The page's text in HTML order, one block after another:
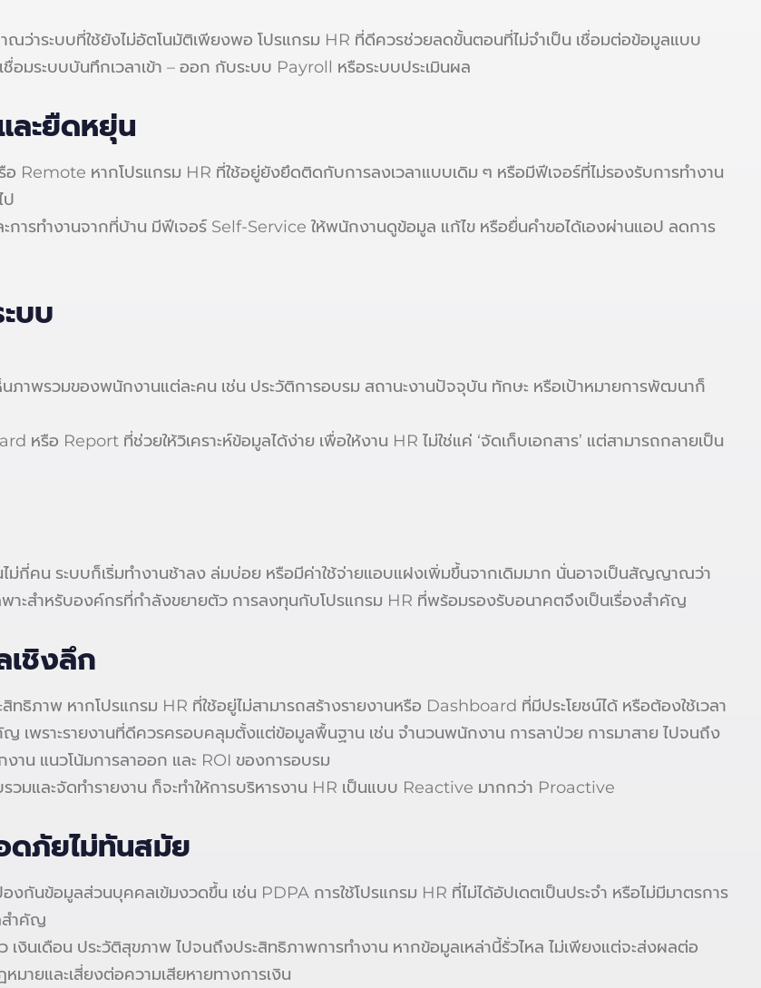
ว่าระบบที่ใช้ยังไม่อัตโนมัติเพียงพอ โปรแกรม HR ที่ดีควรช่วยลดขั้นตอนที่ไม่จำเป็น เชื่อมต่อข้อมูลแบบ
มระบบบันทึกเวลาเข้า – ออก กับระบบ Payroll หรือระบบประเมินผล
ละยืดหยุ่น
หากโปรแกรม HR ที่ใช้อยู่ยังยึดติดกับการลงเวลาแบบเดิม ๆ หรือมีฟีเจอร์ที่ไม่รองรับการทำงาน
ป
ารทำงานจากที่บ้าน มีฟีเจอร์ Self-Service ให้พนักงานดูข้อมูล แก้ไข หรือยื่นคำขอได้เองผ่านแอป ลดการ
บบ
นภาพรวมของพนักงานแต่ละคน เช่น ประวัติการอบรม สถานะงานปัจจุบัน ทักษะ หรือเป้าหมายการพัฒนาก็
รือ Report ที่ช่วยให้วิเคราะห์ข้อมูลได้ง่าย เพื่อให้งาน HR ไม่ใช่แค่ ‘จัดเก็บเอกสาร’ แต่สามารถกลายเป็น
กี่คน ระบบก็เริ่มทำงานช้าลง ล่มบ่อย หรือมีค่าใช้จ่ายแอบแฝงเพิ่มขึ้นจากเดิมมาก นั่นอาจเป็นสัญญาณว่า
พาะสำหรับองค์กรที่กำลังขยายตัว การลงทุนกับโปรแกรม HR ที่พร้อมรองรับอนาคตจึงเป็นเรื่องสำคัญ
เชิงลึก
ธิภาพ หากโปรแกรม HR ที่ใช้อยู่ไม่สามารถสร้างรายงานหรือ Dashboard ที่มีประโยชน์ได้ หรือต้องใช้เวลา
เพราะรายงานที่ดีควรครอบคลุมตั้งแต่ข้อมูลพื้นฐาน เช่น จำนวนพนักงาน การลาป่วย การมาสาย ไปจนถึง
าน แนวโน้มการลาออก และ ROI ของการอบรม
รวมและจัดทำรายงาน ก็จะทำให้การบริหารงาน HR เป็นแบบ Reactive มากกว่า Proactive
ดภัยไม่ทันสมัย
งกันข้อมูลส่วนบุคคลเข้มงวดขึ้น เช่น PDPA การใช้โปรแกรม HR ที่ไม่ได้อัปเดตเป็นประจำ หรือไม่มีมาตรการ
สำคัญ
นเดือน ประวัติสุขภาพ ไปจนถึงประสิทธิภาพการทำงาน หากข้อมูลเหล่านี้รั่วไหล ไม่เพียงแต่จะส่งผลต่อ
ายและเสี่ยงต่อความเสียหายทางการเงิน